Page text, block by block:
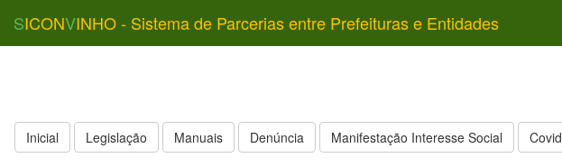
SICONVINHO - Sistema de Parcerias entre Prefeituras e Entidades
Inicial Legislação Manuais Denúncia Manifestação Interesse Social